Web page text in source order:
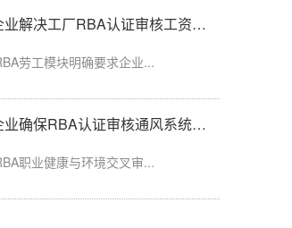
深圳创思维企业解决工厂RBA认证审核工资发放延迟问题
劳工模块明确要求企业...
深圳创思维企业确保RBA认证审核通风系统运行记录完整
职业健康与环境交叉审...